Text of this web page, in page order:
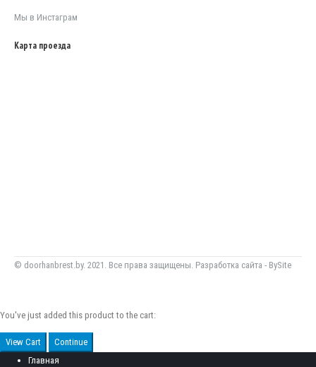
Мы в Инстаграм
Карта проезда
© doorhanbrest.by. 2021. Все права защищены. Разработка сайта - BySite
You've just added this product to the cart:
View Cart
Continue
Главная